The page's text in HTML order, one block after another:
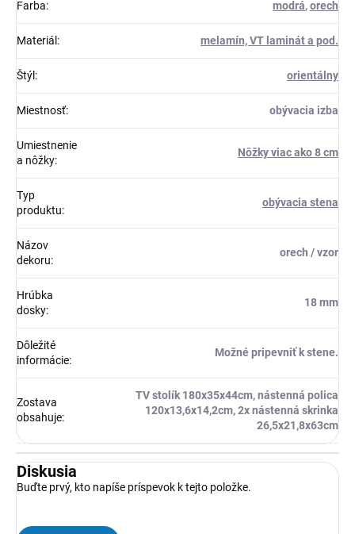
Farba: modrá,orech
Materiál : melamín, VT laminát a pod.
Štýl : orientálny
Miestnosť: obývacia izba
Umiestnenie
a nôžky:
Nôžky viac ako 8 cm
Typ
produktu:
obývacia stena
Názov
dekoru:
orech / vzor
Hrúbka
dosky:
18 mm
Dôležité
informácie:
Možné pripevniť k stene.
Zostava
obsahuje:
TV stolík 180x35x44cm, nástenná polica
120x13,6x14,2cm, 2x nástenná skrinka
26,5x21,8x63cm
Diskusia
Buďte prvý, kto napíše príspevok k tejto položke.